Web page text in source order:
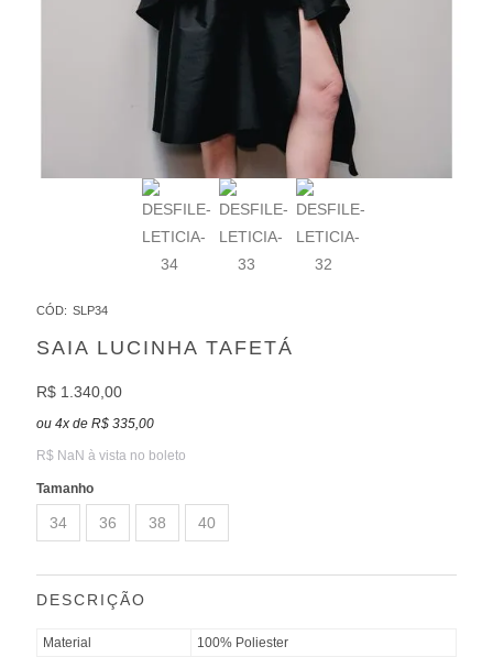
CÓD: SLP34
SAIA LUCINHA TAFETÁ
R$ 1.340,00
ou 4xde R$ 335,00
R$ NaN à vista no boleto
Tamanho
34 36 38 40
DESCRIÇÃO
Material
100% Poliester